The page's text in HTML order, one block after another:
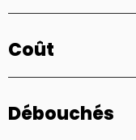
Coût
Débouchés